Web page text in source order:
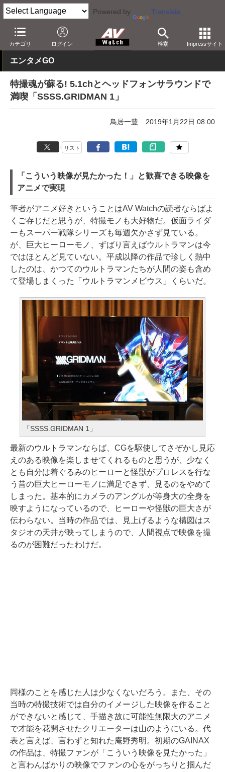
Powered by Translate
カテゴリ ログイン 検索 Impressサイト
AV Watch コンテンツ・サービス BD/DVD
エンタメGO
特撮魂が蘇る! 5.1chとヘッドフォンサラウンドで
満喫「SSSS.GRIDMAN 1」
鳥居一豊 2019年1月22日 08:00
リスト
「こういう映像が見たかった！」と歓喜できる映像を
アニメで実現
筆者がアニメ好きということはAV Watchの読者ならばよ
くご存じだと思うが、特撮モノも大好物だ。仮面ライダ
ーもスーパー戦隊シリーズも毎週欠かさず見ている。
が、巨大ヒーローモノ、ずばり言えばウルトラマンは今
ではほとんど見ていない。平成以降の作品で珍しく熱中
したのは、かつてのウルトラマンたちが人間の姿も含め
て登場しまくった「ウルトラマンメビウス」くらいだ。
「SSSS.GRIDMAN 1」
最新のウルトラマンならば、CGを駆使してさぞかし見応
えのある映像を楽しませてくれるものと思うが、少なく
とも自分は着ぐるみのヒーローと怪獣がプロレスを行な
う昔の巨大ヒーローモノに満足できず、見るのをやめて
しまった。基本的にカメラのアングルが等身大の全身を
映すようになっているので、ヒーローや怪獣の巨大さが
伝わらない。当時の作品では、見上げるような構図はス
タジオの天井が映ってしまうので、人間視点で映像を撮
るのが困難だったわけだ。
同様のことを感じた人は少なくないだろう。また、その
当時の特撮技術では自分のイメージした映像を作ること
ができないと感じて、手描き故に可能性無限大のアニメ
で才能を花開させたクリエーターは山のようにいる。代
表と言えば、言わずと知れた庵野秀明。初期のGAINAX
の作品は、特撮ファンが「こういう映像を見たかった」
と言わんばかりの映像でファンの心をがっちりと掴んだ